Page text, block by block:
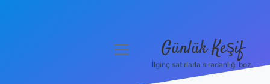
menüyü
Günlük Keşif
İlginç satırlarla sıradanlığı boz.